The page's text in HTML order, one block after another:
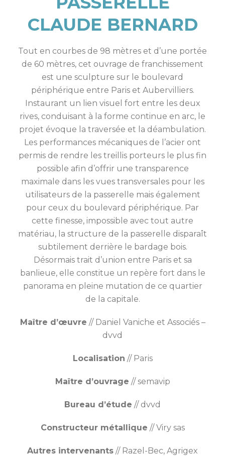
CLAUDE BERNARD
Tout en courbes de 98 mètres et d’une portée
de 60 mètres, cet ouvrage de franchissement
est une sculpture sur le boulevard
périphérique entre Paris et Aubervilliers.
Instaurant un lien visuel fort entre les deux
rives, conduisant à la forme continue en arc, le
projet évoque la traversée et la déambulation.
Les performances mécaniques de l’acier ont
permis de rendre les treillis porteurs le plus fin
possible afin d’offrir une transparence
maximale dans les vues transversales pour les
utilisateurs de la passerelle mais également
pour ceux du boulevard périphérique. Par
cette finesse, impossible avec tout autre
matériau, la structure de la passerelle disparaît
subtilement derrière le bardage bois.
Désormais trait d’union entre Paris et sa
banlieue, elle constitue un repère fort dans le
panorama en pleine mutation de ce quartier
de la capitale.
Maître d’œuvre // Daniel Vaniche et Associés –
dvvd
Localisation // Paris
Maître d’ouvrage // semavip
Bureau d’étude // dvvd
Constructeur métallique // Viry sas
Autres intervenants // Razel-Bec, Agrigex